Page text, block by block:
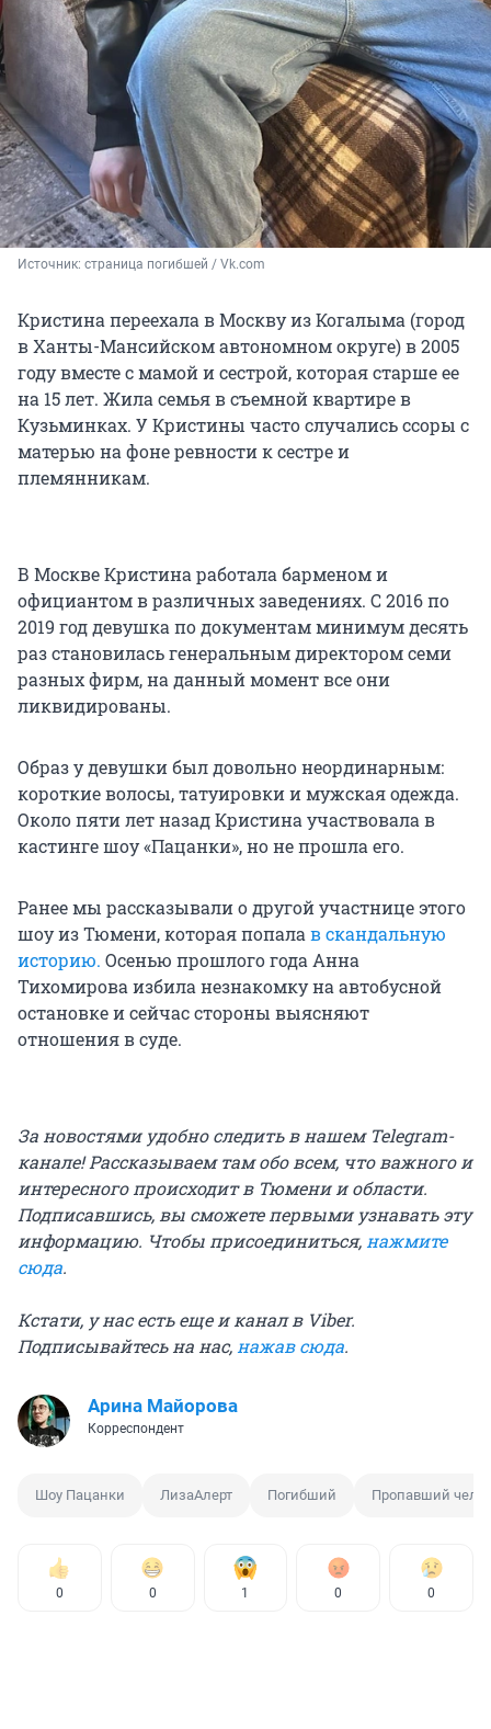
Источник: страница погибшей / Vk.com
Кристина переехала в Москву из Когалыма (город
в Ханты-Мансийском автономном округе) в 2005
году вместе с мамой и сестрой, которая старше ее
на 15 лет. Жила семья в съемной квартире в
Кузьминках. У Кристины часто случались ссоры с
матерью на фоне ревности к сестре и
племянникам.
В Москве Кристина работала барменом и
официантом в различных заведениях. С 2016 по
2019 год девушка по документам минимум десять
раз становилась генеральным директором семи
разных фирм, на данный момент все они
ликвидированы.
Образ у девушки был довольно неординарным:
короткие волосы, татуировки и мужская одежда.
Около пяти лет назад Кристина участвовала в
кастинге шоу «Пацанки», но не прошла его.
Ранее мы рассказывали о другой участнице этого
шоу из Тюмени, которая попала в скандальную
историю. Осенью прошлого года Анна
Тихомирова избила незнакомку на автобусной
остановке и сейчас стороны выясняют
отношения в суде.
За новостями удобно следить в нашем Telegram-
канале! Рассказываем там обо всем, что важного и
интересного происходит в Тюмени и области.
Подписавшись, вы сможете первыми узнавать эту
информацию. Чтобы присоединиться, нажмите
сюда.
Кстати, у нас есть еще и канал в Viber.
Подписывайтесь на нас, нажав сюда.
Арина Майорова
Корреспондент
Шоу Пацанки ЛизаАлерт Погибший Пропавший
0 0 1 0 0